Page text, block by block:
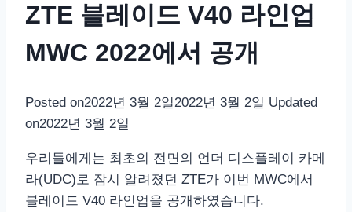
ZTE 블레이드 V40 라인업
MWC 2022에서 공개
Posted on2022년 3월 2일2022년 3월 2일 Updated
on2022년 3월 2일
우리들에게는 최초의 전면의 언더 디스플레이 카메
라(UDC)로 잠시 알려졌던 ZTE가 이번 MWC에서
블레이드 V40 라인업을 공개하였습니다.